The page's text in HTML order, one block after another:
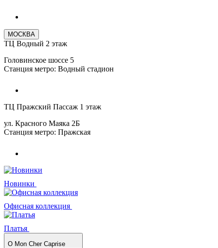
МОСКВА
ТЦ Водный 2 этаж
Головинское шоссе 5
Станция метро: Водный стадион
ТЦ Пражский Пассаж 1 этаж
ул. Красного Маяка 2Б
Станция метро: Пражская
Новинки
Офисная коллекция
Платья
О Mon Cher Caprise